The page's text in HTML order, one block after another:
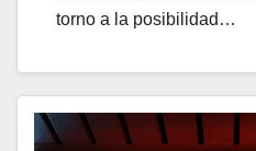
torno a la posibilidad…